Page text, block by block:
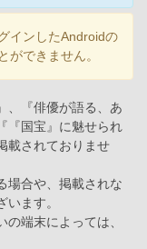
インしたAndroidの
ができません。
、『俳優が語る、あ
『国宝』に魅せられ
載されておりませ
場合や、掲載されな
ます。
端末によっては、